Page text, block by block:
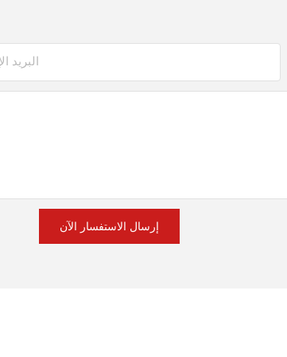
البريد
إرسال الاستفسار الآن